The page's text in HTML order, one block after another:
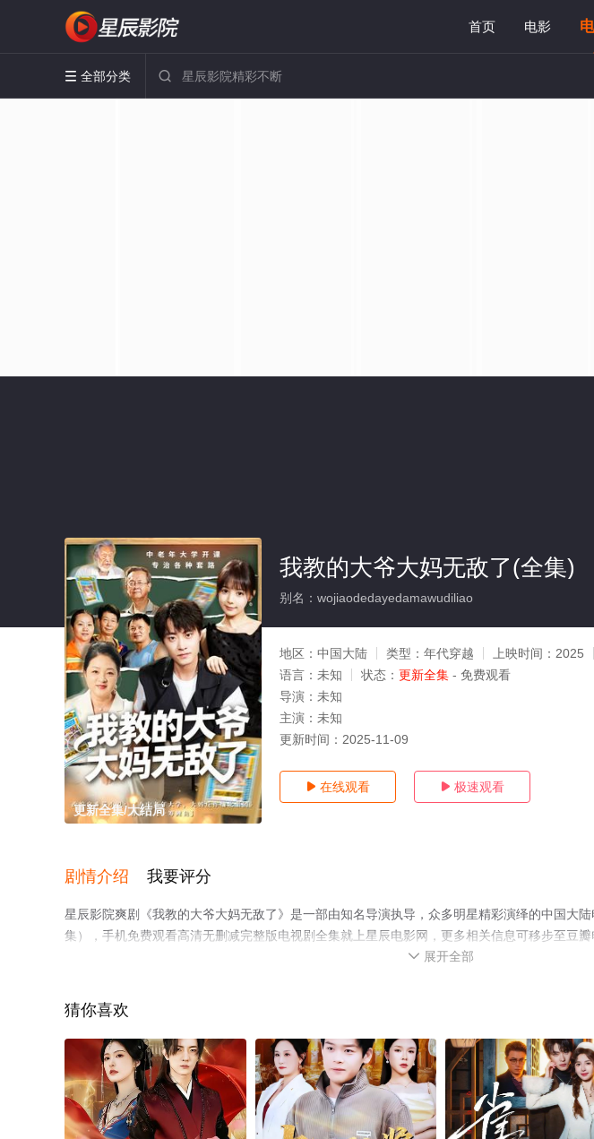
首页 电影
 全部分类 
更新全集/大结局
我教的大爷大妈无敌了(全集)
别名：wojiaodedayedamawudiliao
地区： 中国大陆 类型： 年代穿越 上映时间： 2025
语言： 未知 状态： 更新全集 - 免费观看
导演： 未知
主演： 未知
更新时间： 2025-11-09
 在线观看  极速观看
剧情介绍 我要评分
星辰影院爽剧《我教的大爷大妈无敌了》是一部由知名导演执导，众多明星精彩演绎的中国大
集），手机免费观看高清无删减完整版电视剧全集就上星辰电影网，更多相关信息可移步至豆瓣
 展开全部
猜你喜欢